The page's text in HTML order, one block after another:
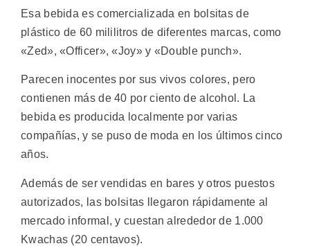
Esa bebida es comercializada en bolsitas de
plástico de 60 mililitros de diferentes marcas, como
«Zed», «Officer», «Joy» y «Double punch».
Parecen inocentes por sus vivos colores, pero
contienen más de 40 por ciento de alcohol. La
bebida es producida localmente por varias
compañías, y se puso de moda en los últimos cinco
años.
Además de ser vendidas en bares y otros puestos
autorizados, las bolsitas llegaron rápidamente al
mercado informal, y cuestan alrededor de 1.000
Kwachas (20 centavos).